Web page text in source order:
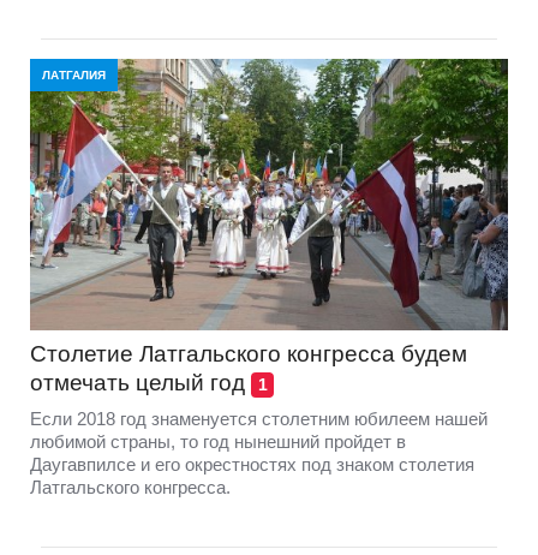
ЛАТГАЛИЯ
Столетие Латгальского конгресса будем
отмечать целый год
1
Если 2018 год знаменуется столетним юбилеем нашей
любимой страны, то год нынешний пройдет в
Даугавпилсе и его окрестностях под знаком столетия
Латгальского конгресса.